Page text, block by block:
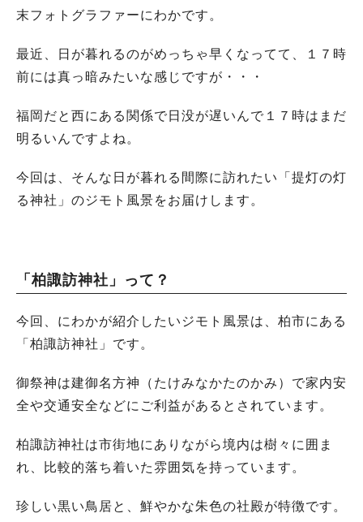
末フォトグラファーにわかです。
最近、日が暮れるのがめっちゃ早くなってて、１７時
前には真っ暗みたいな感じですが・・・
福岡だと西にある関係で日没が遅いんで１７時はまだ
明るいんですよね。
今回は、そんな日が暮れる間際に訪れたい「提灯の灯
る神社」のジモト風景をお届けします。
「柏諏訪神社」って？
今回、にわかが紹介したいジモト風景は、柏市にある
「柏諏訪神社」です。
御祭神は建御名方神（たけみなかたのかみ）で家内安
全や交通安全などにご利益があるとされています。
柏諏訪神社は市街地にありながら境内は樹々に囲ま
れ、比較的落ち着いた雰囲気を持っています。
珍しい黒い鳥居と、鮮やかな朱色の社殿が特徴です。